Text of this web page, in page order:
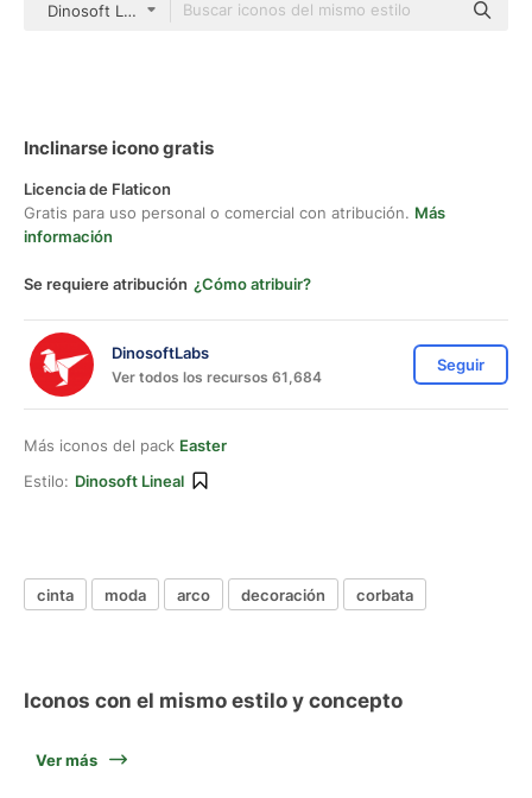
Dinosoft Lineal
Inclinarse icono gratis
Licencia de Flaticon
Gratis para uso personal o comercial con atribución. Más
información
Se requiere atribución ¿Cómo atribuir?
DinosoftLabs
Ver todos los recursos 61,684
Seguir
Más iconos del pack Easter
Estilo: Dinosoft Lineal
cinta moda arco decoración corbata
Iconos con el mismo estilo y concepto
Ver más